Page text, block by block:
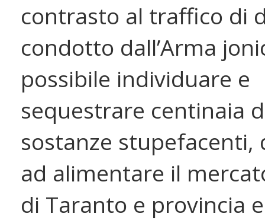
contrasto al traffico di
condotto dall’Arma
possibile individuare e
sequestrare centinaia
sostanze stupefacenti,
ad alimentare il
di Taranto e provincia